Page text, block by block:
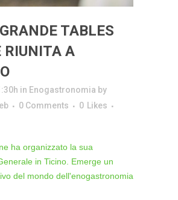
GRANDE TABLES
RIUNITA A
in Enogastronomia by
0 Comments 0 Likes
ha organizzato la sua
in Ticino. Emerge un
del mondo dell'enogastronomia